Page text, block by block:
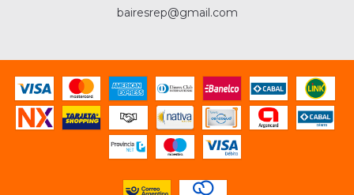
bairesrep@gmail.com